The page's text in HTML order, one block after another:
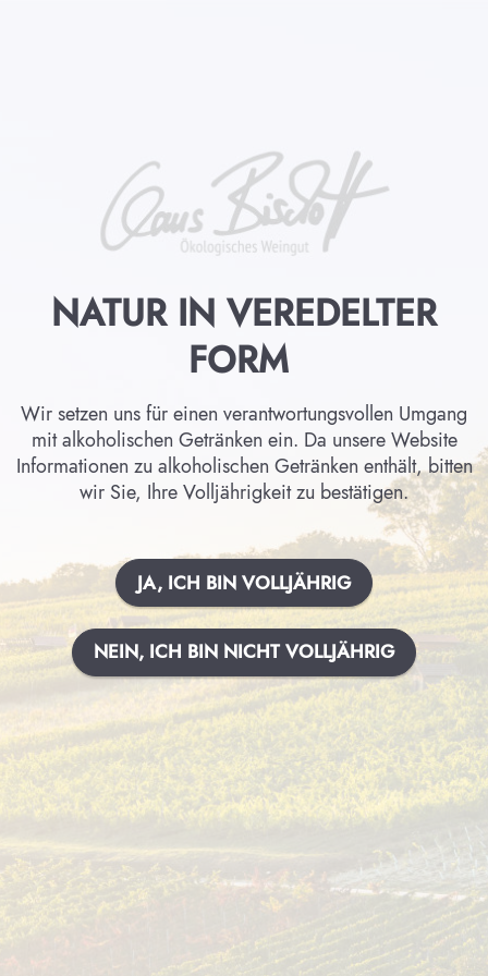
NATUR IN VEREDELTER
FORM
Wir setzen uns für einen verantwortungsvollen Umgang
mit alkoholischen Getränken ein. Da unsere Website
Informationen zu alkoholischen Getränken enthält, bitten
wir Sie, Ihre Volljährigkeit zu bestätigen.
JA, ICH BIN VOLLJÄHRIG
NEIN, ICH BIN NICHT VOLLJÄHRIG